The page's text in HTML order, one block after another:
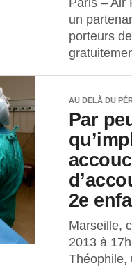
Paris – Air
un
porteurs
AU DELÀ DU
Par
2e
Marseille,
2013 à
Théophile,